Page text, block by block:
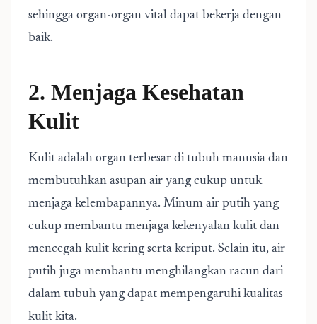
sehingga organ-organ vital dapat bekerja dengan
baik.
2. Menjaga Kesehatan
Kulit
Kulit adalah organ terbesar di tubuh manusia dan
membutuhkan asupan air yang cukup untuk
menjaga kelembapannya. Minum air putih yang
cukup membantu menjaga kekenyalan kulit dan
mencegah kulit kering serta keriput. Selain itu, air
putih juga membantu menghilangkan racun dari
dalam tubuh yang dapat mempengaruhi kualitas
kulit kita.